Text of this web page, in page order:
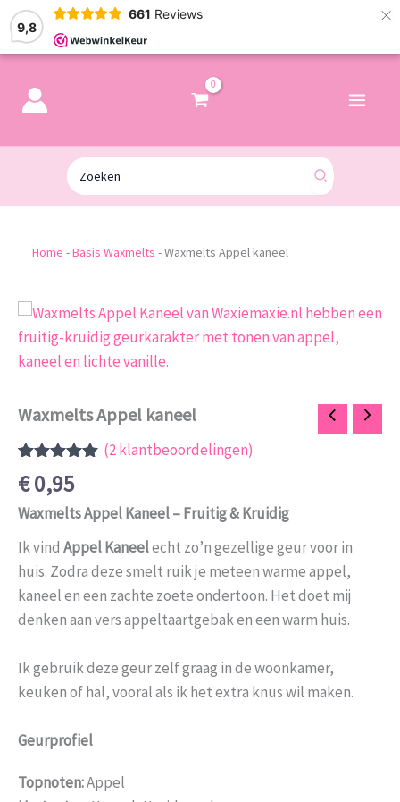
9,8
661 Reviews ×
Zoeken
naar:
Home -Basis Waxmelts -Waxmelts Appel kaneel
Waxmelts Appel kaneel
Gewaardeerd
5.00op 5
gebaseerd
op
2
klant
(2klantbeoordelingen)
€0,95
Waxmelts Appel Kaneel – Fruitig & Kruidig
Ik vind Appel Kaneelecht zo’n gezellige geur voor in
huis. Zodra deze smelt ruik je meteen warme appel,
kaneel en een zachte zoete ondertoon. Het doet mij
denken aan vers appeltaartgebak en een warm huis.
Ik gebruik deze geur zelf graag in de woonkamer,
keuken of hal, vooral als ik het extra knus wil maken.
Geurprofiel
Topnoten:Appel
Waxmelts
Appel
kaneel
aantal